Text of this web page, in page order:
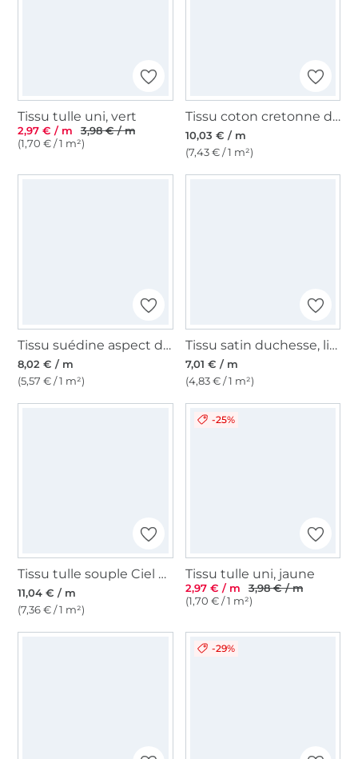
Tissu tulle uni, vert
2,97 € / m
3,98 € / m
(1,70 € / 1 m²)
Tissu coton cretonne damier, noir- blanc
10,03 € / m
(7,43 € / 1 m²)
Tissu suédine aspect daim nubuck, chevreil
8,02 € / m
(5,57 € / 1 m²)
Tissu satin duchesse, lie de vin
7,01 € / m
(4,83 € / 1 m²)
Tissu tulle souple Ciel nocturne, multicolore
11,04 € / m
(7,36 € / 1 m²)
-25%
Tissu tulle uni, jaune
2,97 € / m
3,98 € / m
(1,70 € / 1 m²)
-29%